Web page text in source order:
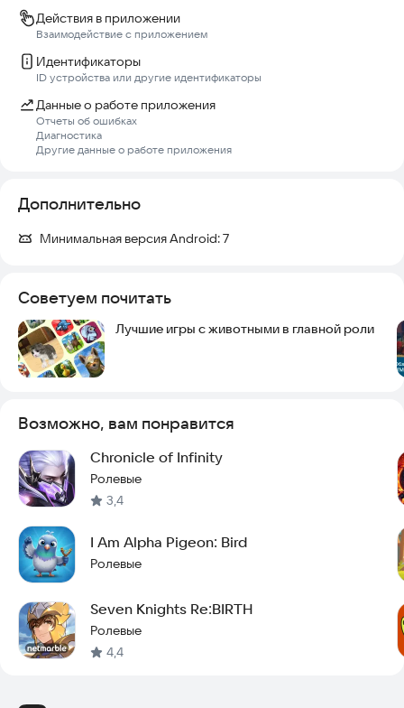
Действия в приложении
Взаимодействие с приложением
Идентификаторы
ID устройства или другие идентификаторы
Данные о работе приложения
Отчеты об ошибках
Диагностика
Другие данные о работе приложения
Дополнительно
Минимальная версия Android:7
Советуем почитать
Лучшие игры с животными в главной роли
Возможно, вам понравится
Chronicle of Infinity
Ролевые
3,4
I Am Alpha Pigeon: Bird
Ролевые
Seven Knights Re:BIRTH
Ролевые
4,4